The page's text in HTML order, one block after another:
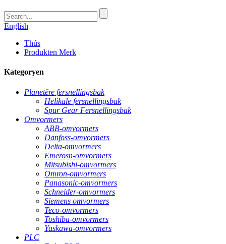
English
Thús
Produkten Merk
Kategoryen
Planetêre fersnellingsbak
Helikale fersnellingsbak
Spur Gear Fersnellingsbak
Omvormers
ABB-omvormers
Danfoss-omvormers
Delta-omvormers
Emerosn-omvormers
Mitsubishi-omvormers
Omron-omvormers
Panasonic-omvormers
Schneider-omvormers
Siemens omvormers
Teco-omvormers
Toshiba-omvormers
Yaskawa-omvormers
PLC